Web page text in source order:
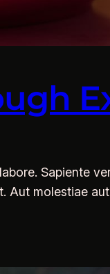
Sapiente
Aut molestiae